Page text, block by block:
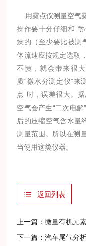
用露点仪测量空气
操作要十分仔细和
燥的（至少要比被测
体流速应按规定选取
不慎，就会带来很
质“微水分测定仪”来
点”时，误差很大。
空气会产生“二次电
后的压缩空气含水量
测量范围。所以在测
当使用这类仪器。
返回列表
上一篇：微量有机元素分
下一篇：汽车尾气分